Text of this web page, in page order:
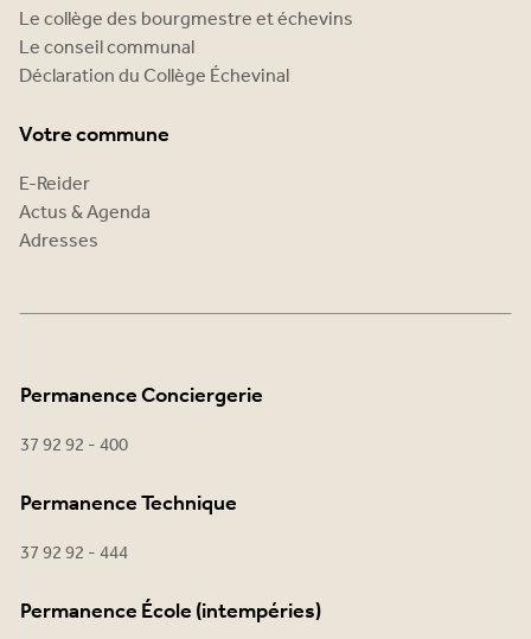
Le collège des bourgmestre et échevins
Le conseil communal
Déclaration du Collège Échevinal
Votre commune
E-Reider
Actus & Agenda
Adresses
Permanence Conciergerie
37 92 92 - 400
Permanence Technique
37 92 92 - 444
Permanence École (intempéries)